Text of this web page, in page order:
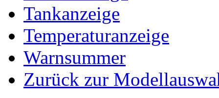
Tankanzeige
Temperaturanzeige
Warnsummer
Zurück zur